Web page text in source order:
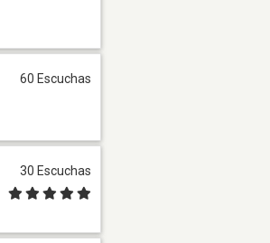
60 Escuchas
30 Escuchas